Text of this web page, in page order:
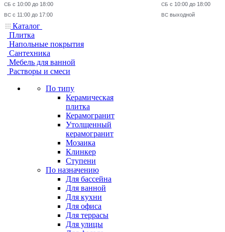
СБ с 10:00 до 18:00
ВС с 11:00 до 17:00
СБ с 10:00 до 18:00
ВС выходной
Каталог
Плитка
Напольные покрытия
Сантехника
Мебель для ванной
Растворы и смеси
По типу
Керамическая
плитка
Керамогранит
Утолщенный
керамогранит
Мозаика
Клинкер
Ступени
По назначению
Для бассейна
Для ванной
Для кухни
Для офиса
Для террасы
Для улицы